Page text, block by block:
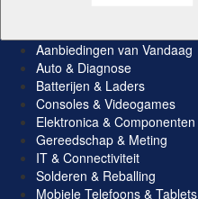
Aanbiedingen van Vandaag
Auto & Diagnose
Batterijen & Laders
Consoles & Videogames
Elektronica & Componenten
Gereedschap & Meting
IT & Connectiviteit
Solderen & Reballing
Mobiele Telefoons & Tablets